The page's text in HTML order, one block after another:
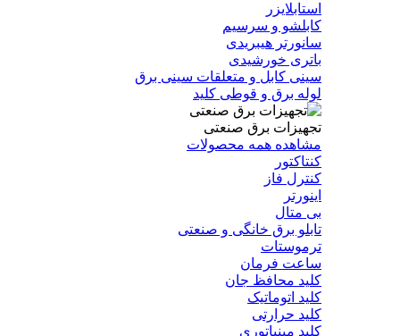
استابلایزر
کابلشو و سرسیم
سانورتر هیبریدی
باتری خورشیدی
سینی کابل و متعلقات سینی برق
لوله برق و قوطی کلید
تجهیزات برق صنعتی
مشاهده همه محصولات
کنتاکتور
کنترل فاز
اینورتر
بی متال
تابلو برق خانگی و صنعتی
ترموستات
ساعت فرمان
کلید محافظ جان
کلید اتوماتیک
کلید حرارتی
کلید مینیاتوری